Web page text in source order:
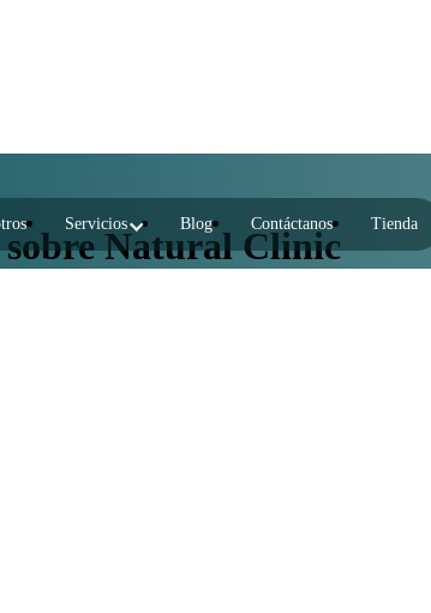
Servicios Blog Contáctanos Tienda
Natural Clinic